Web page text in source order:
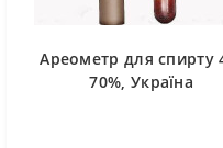
Ареометр для спирту
70%, Україна